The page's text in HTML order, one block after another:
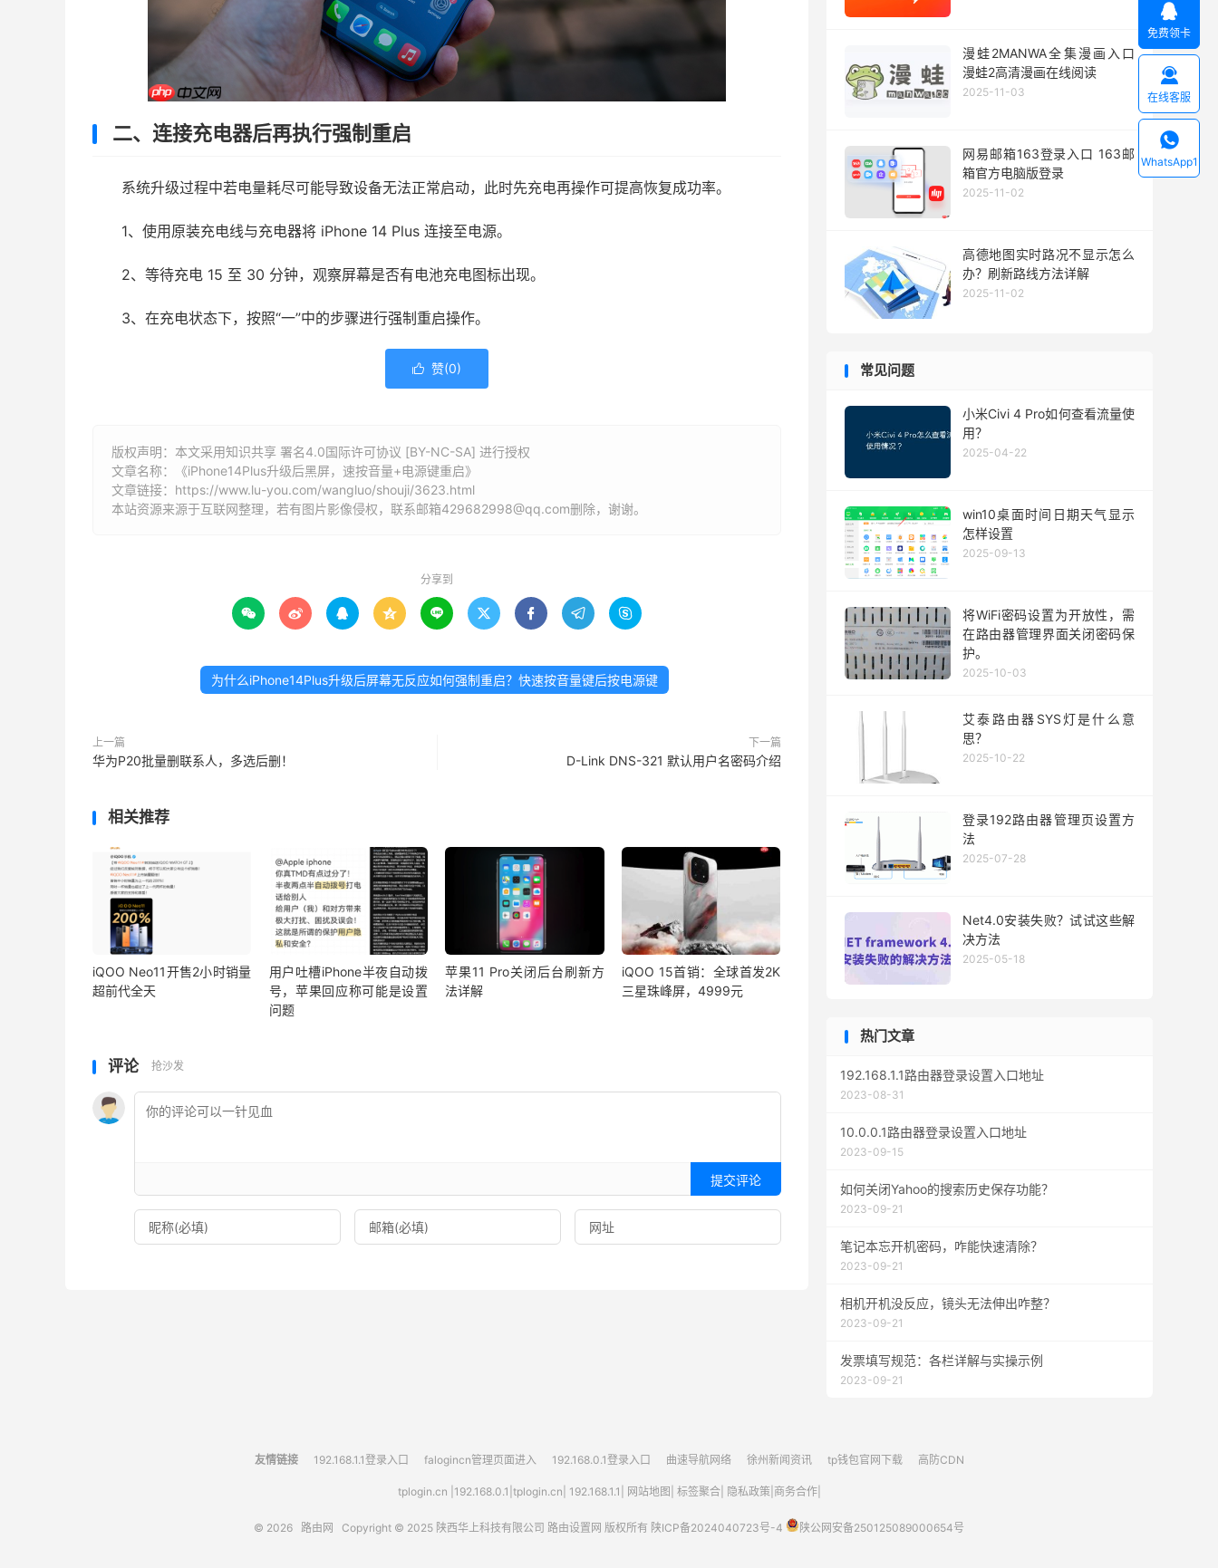
二、连接充电器后再执行强制重启
系统升级过程中若电量耗尽可能导致设备无法正常启动，此时先充电再操作可提高恢复成功率。
1、使用原装充电线与充电器将 iPhone 14 Plus 连接至电源。
2、等待充电 15 至 30 分钟，观察屏幕是否有电池充电图标出现。
3、在充电状态下，按照“一”中的步骤进行强制重启操作。
 赞(0)
版权声明：本文采用知识共享 署名4.0国际许可协议 [BY-NC-SA] 进行授权
文章名称：《iPhone14Plus升级后黑屏，速按音量+电源键重启》
文章链接： https://www.lu-you.com/wangluo/shouji/3623.html
本站资源来源于互联网整理，若有图片影像侵权，联系邮箱429682998@qq.com删除，谢谢。
分享到
        
为什么iPhone14Plus升级后屏幕无反应如何强制重启？快速按音量键后按电源键
上一篇
华为P20批量删联系人，多选后删！
下一篇
D-Link DNS-321 默认用户名密码介绍
相关推荐
iQOO Neo11开售2小时销量
超前代全天
用户吐槽iPhone半夜自动拨
号，苹果回应称可能是设置
问题
苹果11 Pro关闭后台刷新方
法详解
iQOO 15首销：全球首发2K
三星珠峰屏，4999元
评论 抢沙发
提交评论
漫蛙2MANWA全集漫画入口
漫蛙2高清漫画在线阅读
2025-11-03
网易邮箱163登录入口 163邮
箱官方电脑版登录
2025-11-02
高德地图实时路况不显示怎么
办？刷新路线方法详解
2025-11-02
常见问题
小米Civi 4 Pro如何查看流量使
用？
2025-04-22
win10桌面时间日期天气显示
怎样设置
2025-09-13
将WiFi密码设置为开放性，需
在路由器管理界面关闭密码保
护。
2025-10-03
艾泰路由器SYS灯是什么意
思？
2025-10-22
登录192路由器管理页设置方
法
2025-07-28
Net4.0安装失败？试试这些解
决方法
2025-05-18
热门文章
192.168.1.1路由器登录设置入口地址
2023-08-31
10.0.0.1路由器登录设置入口地址
2023-09-15
如何关闭Yahoo的搜索历史保存功能？
2023-09-21
笔记本忘开机密码，咋能快速清除？
2023-09-21
相机开机没反应，镜头无法伸出咋整？
2023-09-21
发票填写规范：各栏详解与实操示例
2023-09-21
友情链接 192.168.1.1登录入口 falogincn管理页面进入 192.168.0.1登录入口 曲速导航网络 徐州新闻资讯 tp钱包官网下载 高防CDN
tplogin.cn 192.168.0.1 tplogin.cn 192.168.1.1 网站地图 标签聚合| 隐私政策 商务合作|
© 2026 路由网 Copyright © 2025 陕西华上科技有限公司 路由设置网 版权所有 陕ICP备2024040723号-4 陕公网安备250125089000654号

免费领卡

在线客服

WhatsApp1